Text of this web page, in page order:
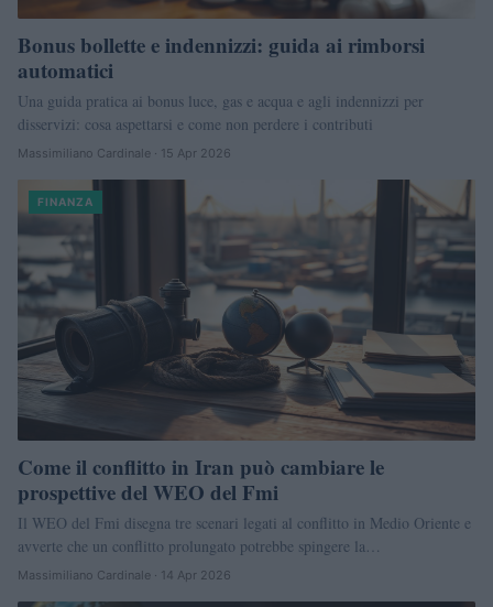
Bonus bollette e indennizzi: guida ai rimborsi
automatici
Una guida pratica ai bonus luce, gas e acqua e agli indennizzi per
disservizi: cosa aspettarsi e come non perdere i contributi
Massimiliano Cardinale · 15 Apr 2026
FINANZA
Come il conflitto in Iran può cambiare le
prospettive del WEO del Fmi
Il WEO del Fmi disegna tre scenari legati al conflitto in Medio Oriente e
avverte che un conflitto prolungato potrebbe spingere la…
Massimiliano Cardinale · 14 Apr 2026